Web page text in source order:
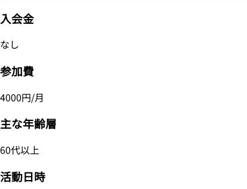
入会金
なし
参加費
4000円/月
主な年齢層
60代以上
活動日時